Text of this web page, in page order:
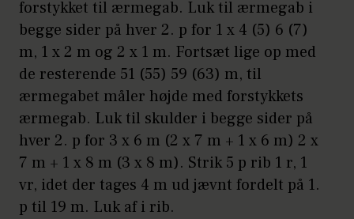
forstykket til ærmegab. Luk til ærmegab i
begge sider på hver 2. p for 1 x 4 (5) 6 (7)
m, 1 x 2 m og 2 x 1 m. Fortsæt lige op med
de resterende 51 (55) 59 (63) m, til
ærmegabet måler højde med forstykkets
ærmegab. Luk til skulder i begge sider på
hver 2. p for 3 x 6 m (2 x 7 m + 1 x 6 m) 2 x
7 m + 1 x 8 m (3 x 8 m). Strik 5 p rib 1 r, 1
vr, idet der tages 4 m ud jævnt fordelt på 1.
p til 19 m. Luk af i rib.